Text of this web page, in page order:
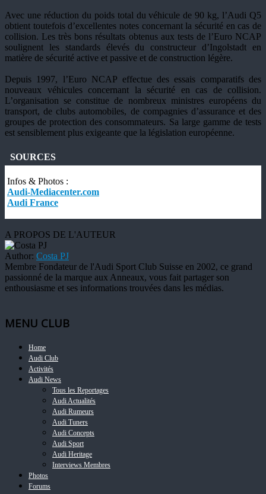
Avec une réduction du poids total du véhicule de 90 kg, l’Audi Q5
obtient toutefois d’excellentes notes concernant la sécurité en cas de
collision. Les très bons résultats obtenus aux tests de l’Euro NCAP
soulignent les standards élevés du constructeur d’Ingolstadt en
matière de sécurité active et passive et de construction légère.
Depuis 1997, l’Euro NCAP effectue des essais comparatifs des
nouveaux véhicules concernant la sécurité en cas de collision.
L’organisation se constitue de nombreux ministres européens du
transport, de clubs automobiles, de compagnies d’assurance et des
groupes de protection des consommateurs. Sa large gamme de tests
est sensiblement plus exigeante que la législation européenne.
SOURCES
Infos & Photos :
Audi-Mediacenter.com
Audi France
A PROPOS DE L'AUTEUR
Author: Costa PJ
Membre Fondateur de l'Audi Sport Club Suisse en 2002, ce grand
passionné de la marque aux Anneaux, vous fait partager son
enthousiasme et ses informations trouvées dans les médias.
MENU CLUB
Home
Audi Club
Activités
Audi News
Tous les Reportages
Audi Actualités
Audi Rumeurs
Audi Tuners
Audi Concepts
Audi Sport
Audi Heritage
Interviews Membres
Photos
Forums